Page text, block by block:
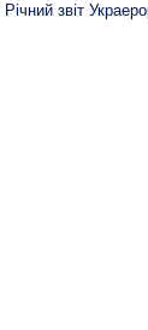
Річний звіт